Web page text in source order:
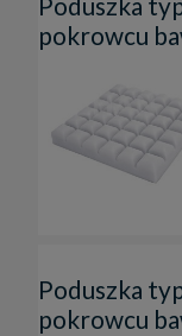
pokrowcu
Poduszka
pokrowcu